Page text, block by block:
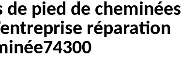
de pied de cheminées
réparation